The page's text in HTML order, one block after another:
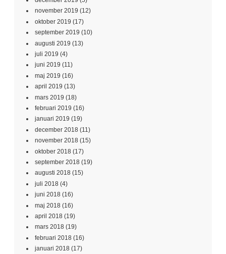
november 2019 (12)
oktober 2019 (17)
september 2019 (10)
augusti 2019 (13)
juli 2019 (4)
juni 2019 (11)
maj 2019 (16)
april 2019 (13)
mars 2019 (18)
februari 2019 (16)
januari 2019 (19)
december 2018 (11)
november 2018 (15)
oktober 2018 (17)
september 2018 (19)
augusti 2018 (15)
juli 2018 (4)
juni 2018 (16)
maj 2018 (16)
april 2018 (19)
mars 2018 (19)
februari 2018 (16)
januari 2018 (17)